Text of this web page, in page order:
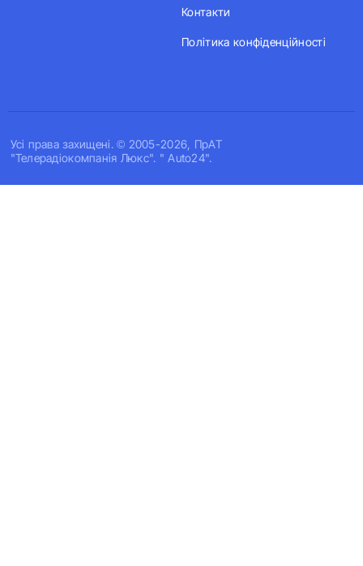
Усi права захищенi. © 2005-2026, ПрАТ
"Телерадіокомпанія Люкс". " Auto24".
Контакти
Політика конфіденційності